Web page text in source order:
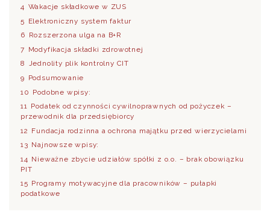
4 Wakacje składkowe w ZUS
5 Elektroniczny system faktur
6 Rozszerzona ulga na B+R
7 Modyfikacja składki zdrowotnej
8 Jednolity plik kontrolny CIT
9 Podsumowanie
10 Podobne wpisy:
11 Podatek od czynności cywilnoprawnych od pożyczek –
przewodnik dla przedsiębiorcy
12 Fundacja rodzinna a ochrona majątku przed wierzycielami
13 Najnowsze wpisy:
14 Nieważne zbycie udziałów spółki z o.o. – brak obowiązku
PIT
15 Programy motywacyjne dla pracowników – pułapki
podatkowe